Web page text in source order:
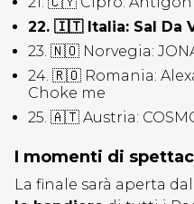
22. 🇮🇹 Italia: Sal Da
23. 🇳🇴 Norvegia:
24. 🇷🇴 Romania:
Choke me
25. 🇦🇹 Austria:
I momenti di
La finale sarà aperta